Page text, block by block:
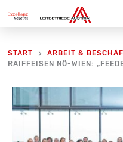
Inhalt
START
ARBEIT &
RAIFFEISEN NÖ-WIEN: